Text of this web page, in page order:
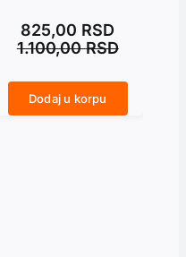
1.100,00RSD
825,00 RSD
Dodaj u korpu